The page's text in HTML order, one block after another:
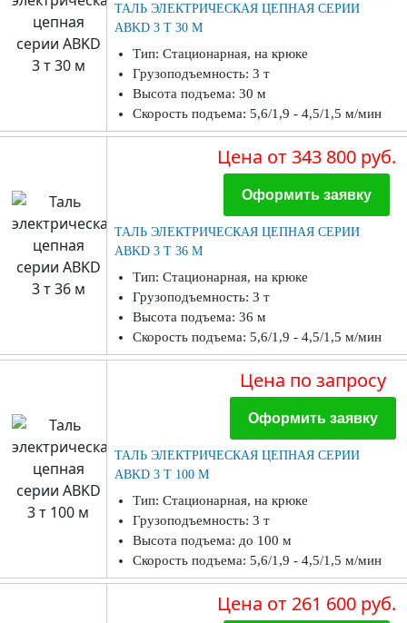
ТАЛЬ ЭЛЕКТРИЧЕСКАЯ ЦЕПНАЯ СЕРИИ
ABKD 3 Т 30 М
Тип: Стационарная, на крюке
Грузоподъемность: 3 т
Высота подъема: 30 м
Скорость подъема: 5,6/1,9 - 4,5/1,5 м/мин
Цена от 343 800 руб.
Оформить заявку
ТАЛЬ ЭЛЕКТРИЧЕСКАЯ ЦЕПНАЯ СЕРИИ
ABKD 3 Т 36 М
Тип: Стационарная, на крюке
Грузоподъемность: 3 т
Высота подъема: 36 м
Скорость подъема: 5,6/1,9 - 4,5/1,5 м/мин
Цена по запросу
Оформить заявку
ТАЛЬ ЭЛЕКТРИЧЕСКАЯ ЦЕПНАЯ СЕРИИ
ABKD 3 Т 100 М
Тип: Стационарная, на крюке
Грузоподъемность: 3 т
Высота подъема: до 100 м
Скорость подъема: 5,6/1,9 - 4,5/1,5 м/мин
Цена от 261 600 руб.